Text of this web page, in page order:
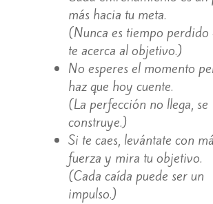
más hacia tu meta.
(Nunca es tiempo perdido
te acerca al objetivo.)
No esperes el momento
haz que hoy cuente.
(La perfección no llega, se
construye.)
Si te caes, levántate con
fuerza y mira tu objetivo.
(Cada caída puede ser un
impulso.)